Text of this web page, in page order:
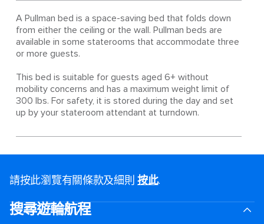
A Pullman bed is a space-saving bed that folds down
from either the ceiling or the wall. Pullman beds are
available in some staterooms that accommodate three
or more guests.
This bed is suitable for guests aged 6+ without
mobility concerns and has a maximum weight limit of
300 lbs. For safety, it is stored during the day and set
up by your stateroom attendant at turndown.
請按此瀏覽有關條款及細則按此.
搜尋遊輪航程